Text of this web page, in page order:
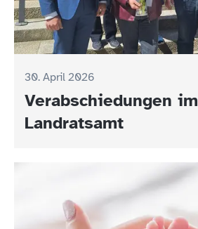
30. April 2026
Verabschiedungen im
Landratsamt